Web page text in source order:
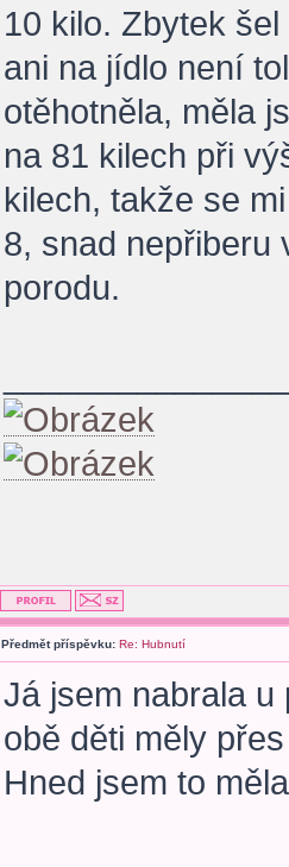
10 kilo. Zbytek
ani na jídlo není
otěhotněla, měla
na 81 kilech při
kilech, takže se
8, snad nepřiberu
porodu.
Předmět příspěvku: Re: Hubnutí
Já jsem nabrala u
obě děti měly
Hned jsem to